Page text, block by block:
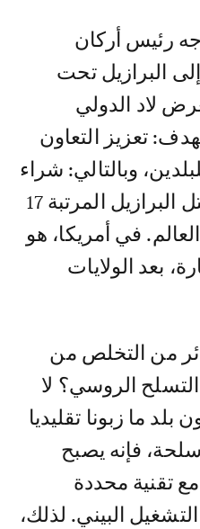
رئيس أركان
البرازيل تحت
لاد الدولي
والأمن 2023. الهدف: تعزيز التعاون
وبالتالي: شراء
الأسلحة. وللتدقيق، تحتل البرازيل المرتبة 17
في أمريكا، هو
بعد الولايات
من التخلص من
الروسي؟ لا
ما زبونا تقليديا
فإنه يصبح
تقنية محددة
البيني. لذلك،